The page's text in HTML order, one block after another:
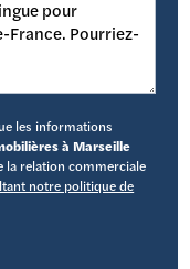
les informations
à Marseille
la relation commerciale
notre politique de